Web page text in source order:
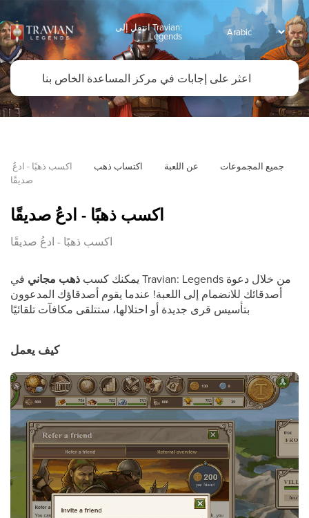
انتقل إلى Travian:
Legends
جميع المجموعات عن اللعبة اكتساب ذهب
اكسب ذهبًا - ادعُ
صديقًا
اكسب ذهبًا - ادعُ صديقًا
اكسب ذهبًا - ادعُ صديقًا
يمكنك كسب ذهب مجاني في Travian: Legends من خلال دعوة
أصدقائك للانضمام إلى اللعبة! عندما يقوم أصدقاؤك المدعوون
كيف يعمل